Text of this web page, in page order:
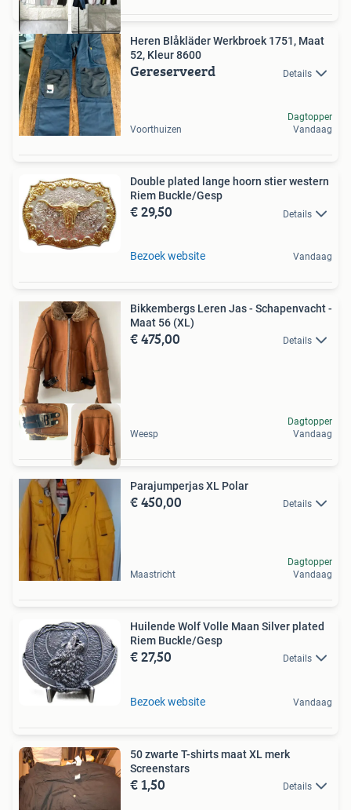
Heren Blåkläder Werkbroek 1751, Maat
52, Kleur 8600
Gereserveerd Details
Voorthuizen
Dagtopper
Vandaag
Double plated lange hoorn stier western
Riem Buckle/Gesp
€ 29,50 Details
Bezoek website Vandaag
Bikkembergs Leren Jas - Schapenvacht -
Maat 56 (XL)
€ 475,00 Details
Weesp
Dagtopper
Vandaag
Parajumperjas XL Polar
€ 450,00 Details
Maastricht
Dagtopper
Vandaag
Huilende Wolf Volle Maan Silver plated
Riem Buckle/Gesp
€ 27,50 Details
Bezoek website Vandaag
50 zwarte T-shirts maat XL merk
Screenstars
€ 1,50 Details